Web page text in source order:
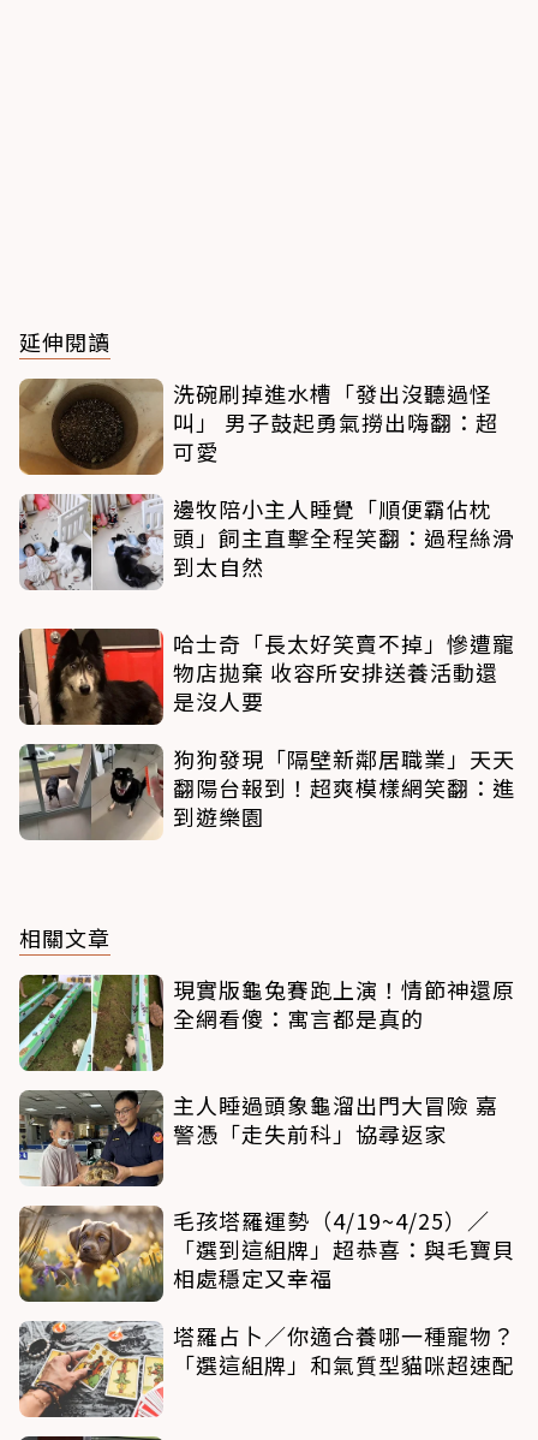
延伸閱讀
洗碗刷掉進水槽「發出沒聽過怪
叫」 男子鼓起勇氣撈出嗨翻：超
可愛
邊牧陪小主人睡覺「順便霸佔枕
頭」飼主直擊全程笑翻：過程絲滑
到太自然
哈士奇「長太好笑賣不掉」慘遭寵
物店拋棄 收容所安排送養活動還
是沒人要
狗狗發現「隔壁新鄰居職業」天天
翻陽台報到！超爽模樣網笑翻：進
到遊樂園
相關文章
現實版龜兔賽跑上演！情節神還原
全網看傻：寓言都是真的
主人睡過頭象龜溜出門大冒險 嘉
警憑「走失前科」協尋返家
毛孩塔羅運勢（4/19~4/25）／
「選到這組牌」超恭喜：與毛寶貝
相處穩定又幸福
塔羅占卜／你適合養哪一種寵物？
「選這組牌」和氣質型貓咪超速配